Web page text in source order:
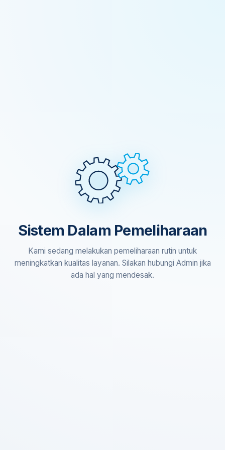
Sistem Dalam Pemeliharaan
Kami sedang melakukan pemeliharaan rutin untuk
meningkatkan kualitas layanan. Silakan hubungi Admin jika
ada hal yang mendesak.